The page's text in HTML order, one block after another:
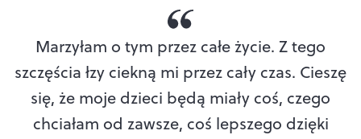
Marzyłam o tym przez całe życie. Z tego
szczęścia łzy ciekną mi przez cały czas. Cieszę
się, że moje dzieci będą miały coś, czego
chciałam od zawsze, coś lepszego dzięki